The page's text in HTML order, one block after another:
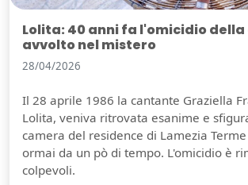
Lolita: 40 anni fa l'omicidio
avvolto nel mistero
28/04/2026
Il 28 aprile 1986 la cantante Graziella
Lolita, veniva ritrovata esanime e
camera del residence di Lamezia
ormai da un pò di tempo. L'omicidio è
colpevoli.